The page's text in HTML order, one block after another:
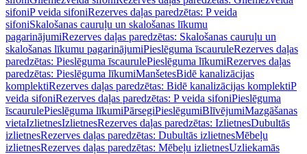
sifoniP veida sifoniRezerves daļas paredzētas: P veida
sifoniSkalošanas cauruļu un skalošanas līkumu
pagarinājumiRezerves daļas paredzētas: Skalošanas cauruļu un
skalošanas līkumu pagarinājumiPieslēguma īscauruleRezerves daļas
paredzētas: Pieslēguma īscaurulePieslēguma līkumiRezerves daļas
paredzētas: Pieslēguma līkumiManšetesBidē kanalizācijas
komplektiRezerves daļas paredzētas: Bidē kanalizācijas komplektiP
veida sifoniRezerves daļas paredzētas: P veida sifoniPieslēguma
īscaurulePieslēguma līkumiPārsegiPieslēgumiBlīvējumiMazgāšanas
vietaIzlietnesIzlietnesRezerves daļas paredzētas: IzlietnesDubultās
izlietnesRezerves daļas paredzētas: Dubultās izlietnesMēbeļu
izlietnesRezerves daļas paredzētas: Mēbeļu izlietnesUzliekamās